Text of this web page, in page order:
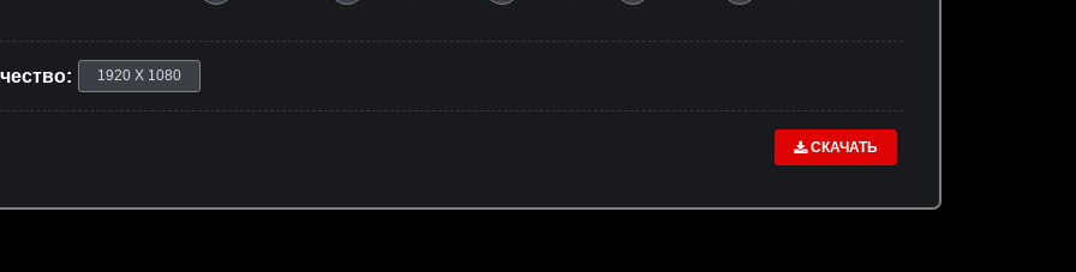
1920 X 1080
СКАЧАТЬ